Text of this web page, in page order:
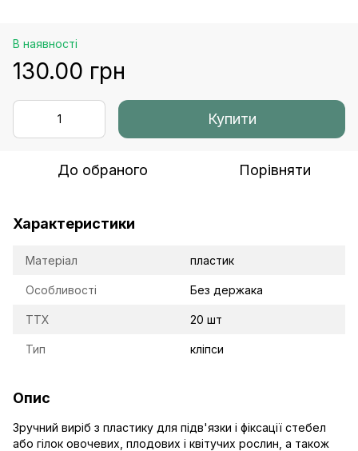
В наявності
130.00 грн
Купити
До обраного Порівняти
Характеристики
Матеріал пластик
Особливості Без держака
TTX 20 шт
Тип кліпси
Опис
Зручний виріб з пластику для підв'язки і фіксації стебел
або гілок овочевих, плодових і квітучих рослин, а також